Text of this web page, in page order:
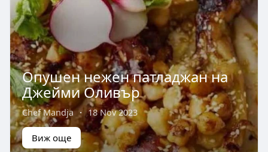
Опушен нежен патладжан на
Джейми Оливър
Chef Mandja · 18 Nov 2023
Виж още